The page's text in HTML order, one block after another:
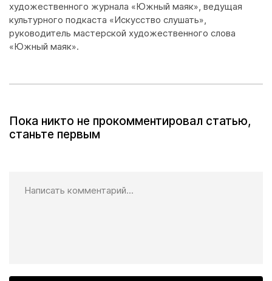
художественного журнала «Южный маяк», ведущая
культурного подкаста «Искусство слушать»,
руководитель мастерской художественного слова
«Южный маяк».
Пока никто не прокомментировал статью,
станьте первым